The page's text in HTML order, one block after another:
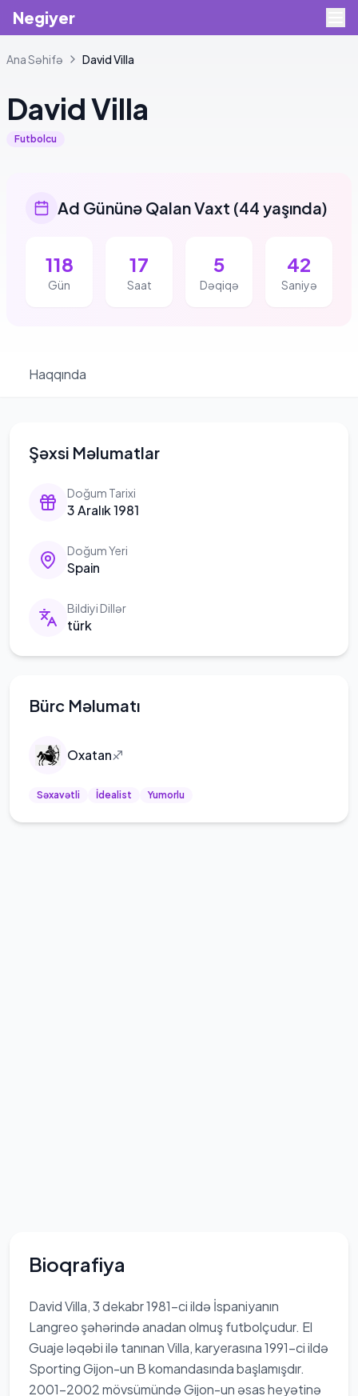
Negiyer
Ana Səhifə DavidVilla
DavidVilla
Futbolcu
Ad Gününə Qalan Vaxt (44 yaşında)
118
Gün
17
Saat
5
Dəqiqə
42
Saniyə
Haqqında
Şəxsi Məlumatlar
Doğum Tarixi
3 Aralık 1981
Doğum Yeri
Spain
Bildiyi Dillər
türk
Bürc Məlumatı
Oxatan♐
Səxavətli İdealist Yumorlu
Bioqrafiya
David Villa, 3 dekabr 1981-ci ildə İspaniyanın
Langreo şəhərində anadan olmuş futbolçudur. El
Guaje ləqəbi ilə tanınan Villa, karyerasına 1991-ci ildə
Sporting Gijon-un B komandasında başlamışdır.
2001-2002 mövsümündə Gijon-un əsas heyətinə